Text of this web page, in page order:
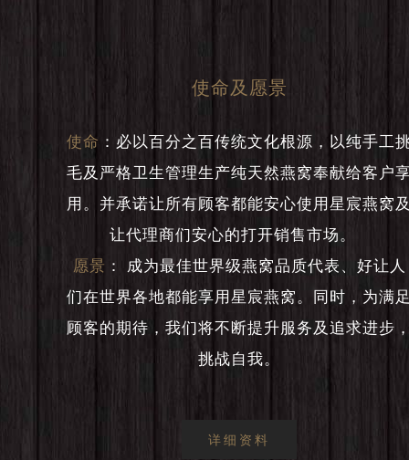
使命及愿景
使命 ： 必以百分之百传统文化根源，以纯手工
毛及严格卫生管理生产纯天然燕窝奉献给客户
用。并承诺让所有顾客都能安心使用星宸燕窝
让代理商们安心的打开销售市场。
愿景 ：
成为最佳世界级燕窝品质代表、好让人
们在世界各地都能享用星宸燕窝。同时，为满
顾客的期待，我们将不断提升服务及追求进步
挑战自我。
详细资料